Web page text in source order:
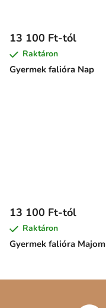
Gyermek falióra Nap
13 100 Ft-tól
Raktáron
Gyermek falióra Majom
13 100 Ft-tól
Raktáron